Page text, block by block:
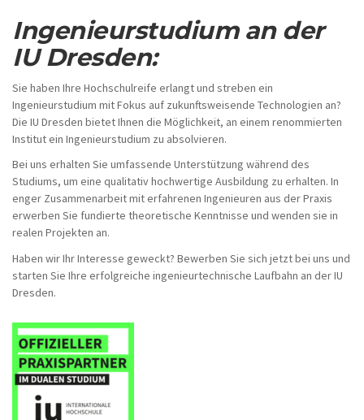
Ingenieurstudium an der
IU Dresden:
Sie haben Ihre Hochschulreife erlangt und streben ein
Ingenieurstudium mit Fokus auf zukunftsweisende Technologien an?
Die IU Dresden bietet Ihnen die Möglichkeit, an einem renommierten
Institut ein Ingenieurstudium zu absolvieren.
Bei uns erhalten Sie umfassende Unterstützung während des
Studiums, um eine qualitativ hochwertige Ausbildung zu erhalten. In
enger Zusammenarbeit mit erfahrenen Ingenieuren aus der Praxis
erwerben Sie fundierte theoretische Kenntnisse und wenden sie in
realen Projekten an.
Haben wir Ihr Interesse geweckt? Bewerben Sie sich jetzt bei uns und
starten Sie Ihre erfolgreiche ingenieurtechnische Laufbahn an der IU
Dresden.